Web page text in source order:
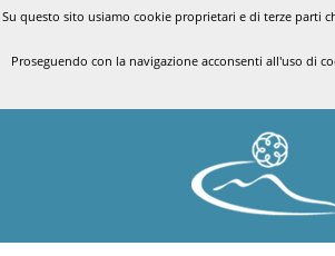
Su questo sito usiamo cookie proprietari e di terze parti
Proseguendo con la navigazione acconsenti all'uso di